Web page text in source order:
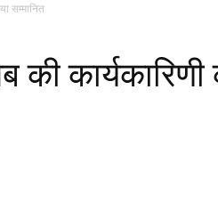
सम्मानित
कार्यकारिणी